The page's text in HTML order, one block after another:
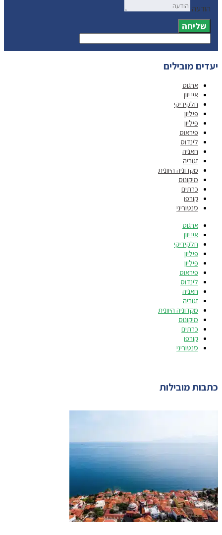
הודעה
שליחה
יעדים מובילים
ארגוס
איי יוון
חלקידיקי
פיליון
פיליון
פיראוס
לינדוס
חאניה
זגוריה
מקדוניה היוונית
מיקונוס
כרתים
קורפו
סנטוריני
ארגוס
איי יוון
חלקידיקי
פיליון
פיליון
פיראוס
לינדוס
חאניה
זגוריה
מקדוניה היוונית
מיקונוס
כרתים
קורפו
סנטוריני
כתבות מובילות